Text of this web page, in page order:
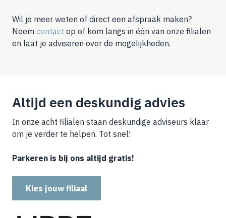
Wil je meer weten of direct een afspraak maken?
Neem contact op of kom langs in één van onze filialen
en laat je adviseren over de mogelijkheden.
Altijd een deskundig advies
In onze acht filialen staan deskundige adviseurs klaar
om je verder te helpen. Tot snel!
Parkeren is bij ons altijd gratis!
Kies jouw filiaal